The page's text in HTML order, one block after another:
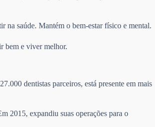
na saúde. Mantém o bem-estar físico e mental.
bem e viver melhor.
dentistas parceiros, está presente em mais
2015, expandiu suas operações para o